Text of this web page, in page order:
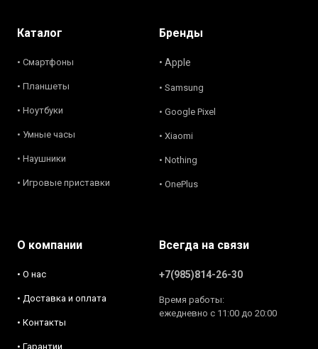
Каталог
• Смартфоны
• Планшеты
• Ноутбуки
• Умные часы
• Наушники
• Игровые приставки
Бренды
• Apple
• Samsung
• Google Pixel
• Xiaomi
• Nothing
• OnePlus
О компании
• О нас
• Доставка и оплата
• Контакты
• Гарантии
Всегда на связи
+7(985)814-26-30
Время работы:
ежедневно с 11:00 до 20:00